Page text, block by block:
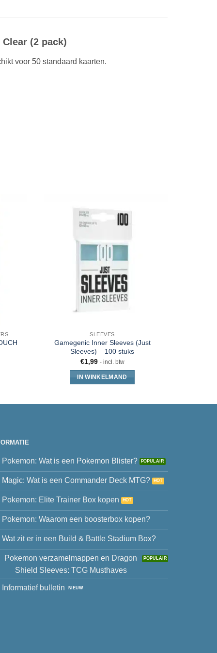
(2 pack)
voor 50 standaard kaarten.
SLEEVES
Gamegenic Inner Sleeves (Just
Sleeves) – 100 stuks
€1,99 - incl. btw
IN WINKELMAND
Pokemon: Wat is een Pokemon Blister?
Magic: Wat is een Commander Deck MTG?
Pokemon: Elite Trainer Box kopen
Pokemon: Waarom een boosterbox kopen?
Wat zit er in een Build & Battle Stadium Box?
Pokemon verzamelmappen en Dragon
Shield Sleeves: TCG Musthaves
Informatief bulletin